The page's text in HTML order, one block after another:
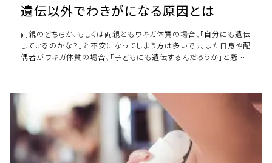
遺伝以外でわきがになる原因とは
両親のどちらか、もしくは両親ともワキガ体質の場合、「自分にも遺伝
しているのかな？」と不安になってしまう方は多いです。また自身や配
偶者がワキガ体質の場合、「子どもにも遺伝するんだろうか」と懸念